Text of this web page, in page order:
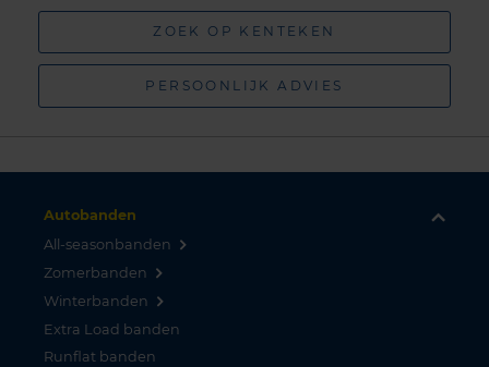
ZOEK OP KENTEKEN
PERSOONLIJK ADVIES
Autobanden
All-seasonbanden
Zomerbanden
Winterbanden
Extra Load banden
Runflat banden